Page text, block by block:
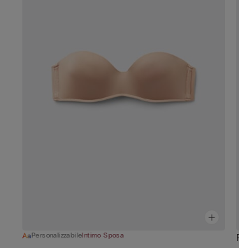
Personalizzabile Intimo Sposa